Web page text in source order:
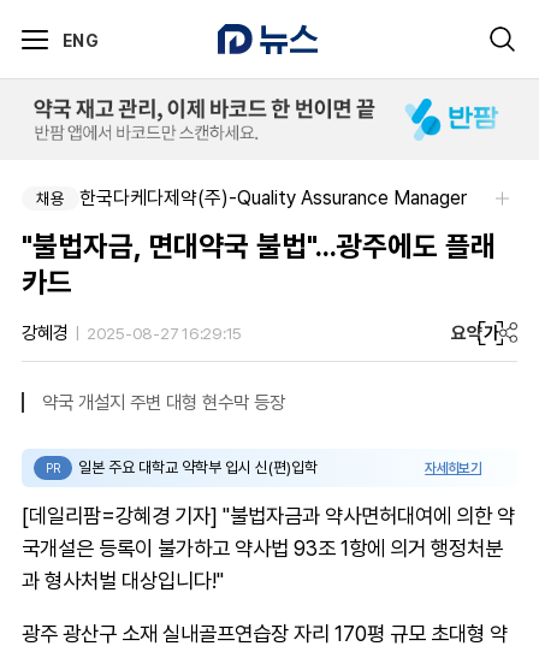
ENG
채용 한국다케다제약(주)-Quality Assurance Manager
"불법자금, 면대약국 불법"...광주에도 플래
카드
강혜경 2025-08-27 16:29:15 요약가
약국 개설지 주변 대형 현수막 등장
PR 일본 주요 대학교 약학부 입시 신(편)입학 자세히보기
[데일리팜=강혜경 기자] "불법자금과 약사면허대여에 의한 약
국개설은 등록이 불가하고 약사법 93조 1항에 의거 행정처분
과 형사처벌 대상입니다!"
광주 광산구 소재 실내골프연습장 자리 170평 규모 초대형 약